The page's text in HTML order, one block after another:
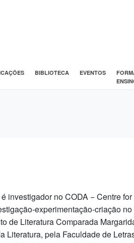
BIBLIOTECA EVENTOS
é investigador no CODA − Centre
experimentação-criação
de Literatura Comparada
Literatura, pela Faculdade de